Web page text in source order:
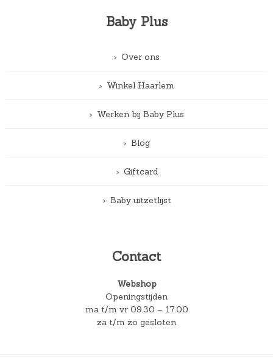
Baby Plus
Over ons
Winkel Haarlem
Werken bij Baby Plus
Blog
Giftcard
Baby uitzetlijst
Contact
Webshop
Openingstijden
ma t/m vr 09.30 – 17.00
za t/m zo gesloten